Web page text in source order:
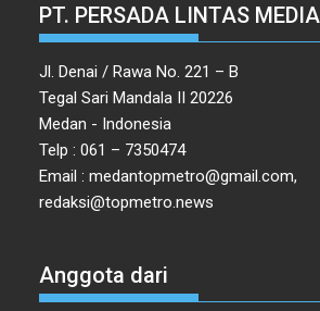
PT. PERSADA LINTAS
Jl. Denai / Rawa No. 221 – B
Tegal Sari Mandala II 20226
Medan - Indonesia
Telp : 061 – 7350474
Email : medantopmetro@gmail.com,
redaksi@topmetro.news
Anggota dari